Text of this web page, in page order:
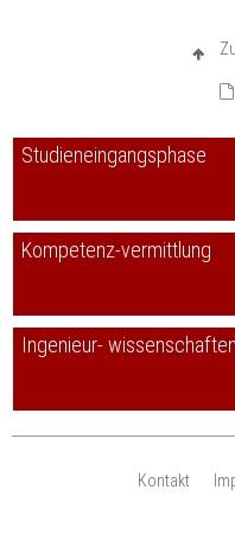
Studieneingangsphase
Kompetenz-vermittlung
Ingenieur- wissenschaften
Kontakt